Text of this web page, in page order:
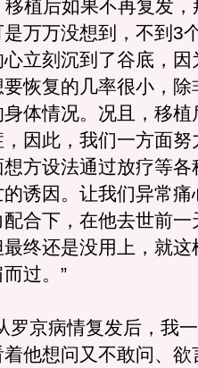
植后如果不再复发
万万没想到，不到3
立刻沉到了谷底，因
恢复的几率很小，除
体情况。况且，移植
因此，我们一方面努
方设法通过放疗等各
诱因。让我们异常痛
合下，在他去世前一
终还是没用上，就这
过。”
京病情复发后，我
他想问又不敢问、欲